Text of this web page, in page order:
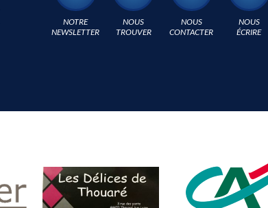
NOTRE
NEWSLETTER
NOUS
TROUVER
NOUS
CONTACTER
NOUS
ÉCRIRE